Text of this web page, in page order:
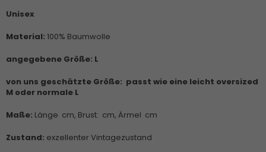
Unisex
Material: 100% Baumwolle
angegebene Größe: L
von uns geschätzte Größe: passt wie eine leicht oversized
M oder normale L
Maße: Länge cm, Brust: cm, Ärmel cm
Zustand: exzellenter Vintagezustand